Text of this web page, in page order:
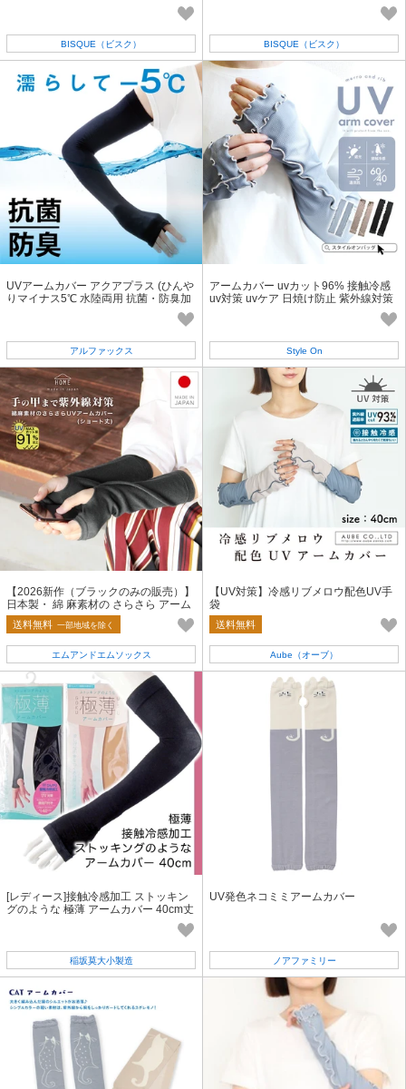
BISQUE（ビスク） BISQUE（ビスク）
UVアームカバー アクアプラス (ひんや
りマイナス5℃ 水陸両用 抗菌・防臭加
アルファックス
アームカバー uvカット96% 接触冷感
uv対策 uvケア 日焼け防止 紫外線対策
Style On
【2026新作（ブラックのみの販売）】
日本製・ 綿 麻素材の さらさら アーム
カバー（ ショート丈）【HOME】
送料無料 一部地域を除く
エムアンドエムソックス
【UV対策】冷感リブメロウ配色UV手
袋
送料無料
Aube（オーブ）
[レディース]接触冷感加工 ストッキン
グのような 極薄 アームカバー 40cm丈
稲坂莫大小製造
UV発色ネコミミアームカバー
ノアファミリー